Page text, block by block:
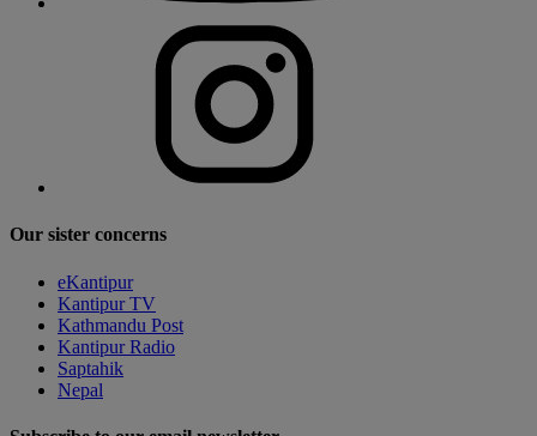
Our sister concerns
eKantipur
Kantipur TV
Kathmandu Post
Kantipur Radio
Saptahik
Nepal